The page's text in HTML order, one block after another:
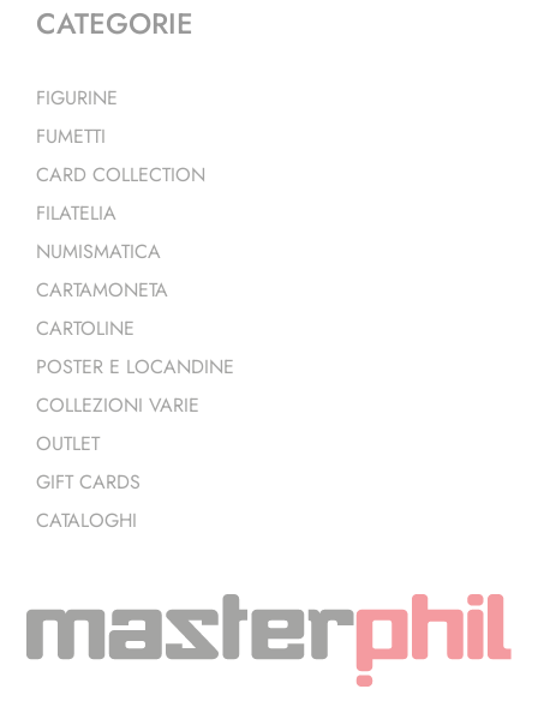
CATEGORIE
FIGURINE
FUMETTI
CARD COLLECTION
FILATELIA
NUMISMATICA
CARTAMONETA
CARTOLINE
POSTER E LOCANDINE
COLLEZIONI VARIE
OUTLET
GIFT CARDS
CATALOGHI